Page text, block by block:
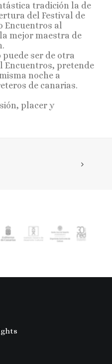
tradición la de
del Festival de
Encuentros al
mejor maestra de
ser de otra
Encuentros, pretende
noche a
de canarias.
placer y